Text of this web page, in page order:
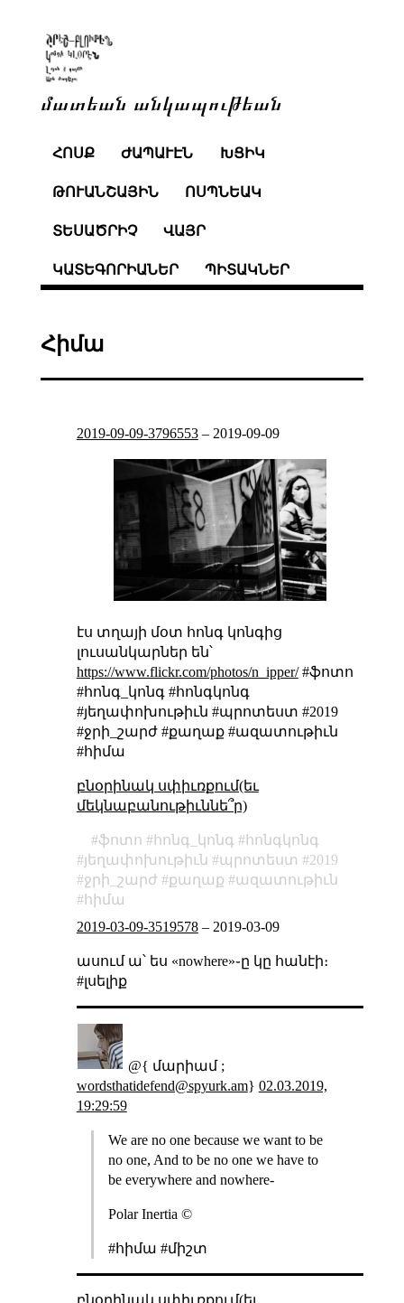
մատեան անկապութեան
ՀՈՍՔ ԺԱՊԱՒԷՆ ԽՑԻԿ
ԹՈՒԱՆՇԱՅԻՆ ՈՍՊՆԵԱԿ
ՏԵՍԱԾՐԻՉ ՎԱՅՐ
ԿԱՏԵԳՈՐԻԱՆԵՐ ՊԻՏԱԿՆԵՐ
Հիմա
2019-09-09-3796553– 2019-09-09
էս տղայի մօտ հոնգ կոնգից
լուսանկարներ են՝
https://www.flickr.com/photos/n_ipper/#ֆոտո
#հոնգ_կոնգ #հոնգկոնգ
#յեղափոխութիւն #պրոտեստ #2019
#ջրի_շարժ #քաղաք #ազատութիւն
#հիմա
բնօրինակ սփիւռքում(եւ
մեկնաբանութիւննե՞ր)
ֆոտո հոնգ_կոնգ
հոնգկոնգ
յեղափոխութիւն
պրոտեստ
2019
ջրի_շարժ
քաղաք
ազատութիւն
հիմա
2019-03-09-3519578– 2019-03-09
ասում ա՝ ես «nowhere»֊ը կը հանէի։
#լսելիք
@{ մարիամ ;
wordsthatidefend@spyurk.am} 02.03.2019,
19:29:59
We are no one because we want to be
no one, And to be no one we have to
be everywhere and nowhere-
Polar Inertia ©
#հիմա #միշտ
բնօրինակ սփիւռքում(եւ